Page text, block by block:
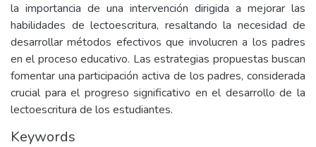
la importancia de una intervención dirigida a mejorar las
habilidades de lectoescritura, resaltando la necesidad de
desarrollar métodos efectivos que involucren a los padres
en el proceso educativo. Las estrategias propuestas buscan
fomentar una participación activa de los padres, considerada
crucial para el progreso significativo en el desarrollo de la
lectoescritura de los estudiantes.
Keywords